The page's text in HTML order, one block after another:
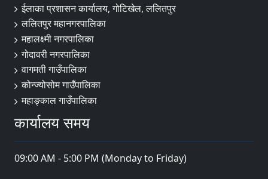
ईलाका प्रशासन कार्यालय, गोटिखेल, ललितपुर
ललितपुर महानगरपालिका
महालक्ष्मी नगरपालिका
गोदावरी नगरपालिका
वागमती गाउँपालिका
कोन्ज्योसोम गाउँपालिका
महाङ्काल गाउँपालिका
कार्यालय समय
09:00 AM - 5:00 PM (Monday to Friday)